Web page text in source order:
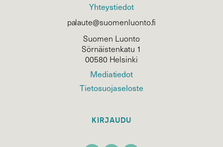
Yhteystiedot
palaute@suomenluonto.fi
Suomen Luonto
Sörnäistenkatu 1
00580 Helsinki
Mediatiedot
Tietosuojaseloste
KIRJAUDU